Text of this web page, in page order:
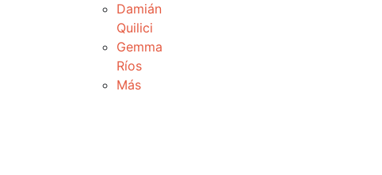
Damián
Quilici
Gemma
Ríos
Más